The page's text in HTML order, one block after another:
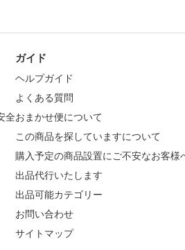
全
ガイド
ヘルプガイド
よくある質問
おまかせ便について
この商品を探していますについて
購入予定の商品設置にご不安なお客様
出品代行いたします
出品可能カテゴリー
お問い合わせ
サイトマップ